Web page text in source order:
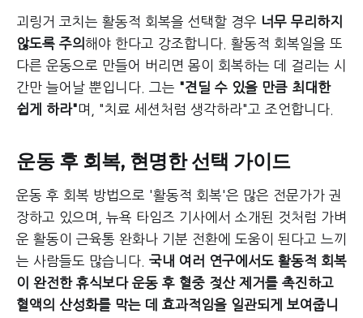
괴링거 코치는 활동적 회복을 선택할 경우 너무 무리하지
않도록 주의해야 한다고 강조합니다. 활동적 회복일을 또
다른 운동으로 만들어 버리면 몸이 회복하는 데 걸리는 시
간만 늘어날 뿐입니다. 그는 "견딜 수 있을 만큼 최대한
쉽게 하라"며, "치료 세션처럼 생각하라"고 조언합니다.
운동 후 회복, 현명한 선택 가이드
운동 후 회복 방법으로 '활동적 회복'은 많은 전문가가 권
장하고 있으며, 뉴욕 타임즈 기사에서 소개된 것처럼 가벼
운 활동이 근육통 완화나 기분 전환에 도움이 된다고 느끼
는 사람들도 많습니다. 국내 여러 연구에서도 활동적 회복
이 완전한 휴식보다 운동 후 혈중 젖산 제거를 촉진하고
혈액의 산성화를 막는 데 효과적임을 일관되게 보여줍니